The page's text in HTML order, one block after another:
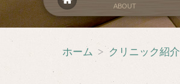
ABOUT
ホーム > クリニック紹介